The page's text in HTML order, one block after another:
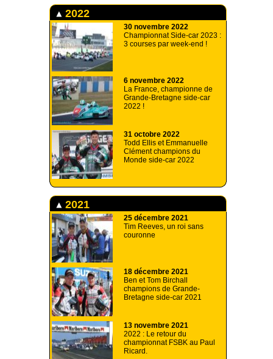
2022
30 novembre 2022
Championnat Side-car 2023 :
3 courses par week-end !
6 novembre 2022
La France, championne de
Grande-Bretagne side-car
2022 !
31 octobre 2022
Todd Ellis et Emmanuelle
Clément champions du
Monde side-car 2022
2021
25 décembre 2021
Tim Reeves, un roi sans
couronne
18 décembre 2021
Ben et Tom Birchall
champions de Grande-
Bretagne side-car 2021
13 novembre 2021
2022 : Le retour du
championnat FSBK au Paul
Ricard.